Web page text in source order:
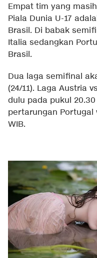
Empat tim yang
Piala Dunia U-17
Brasil. Di babak
Italia sedangkan
Brasil.
Dua laga semifinal
(24/11). Laga Austria
dulu pada pukul
pertarungan Portugal
WIB.